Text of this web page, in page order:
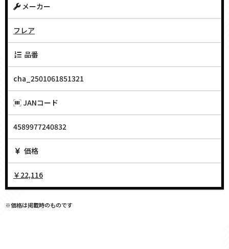
メーカー
フレア
品番
cha_2501061851321
JANコード
4589977240832
価格
￥22,116
※価格は掲載時のものです